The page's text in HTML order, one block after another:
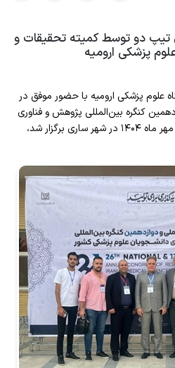
سلامت
علمی
علمی
علمی
مرتبه
تیپ دو توسط کمیته تحقیقات و
پزشکی ارومیه
علوم پزشکی ارومیه با حضور موفق در
کنگره بین‌المللی پژوهش و فناوری
دانشجویان علوم پزشکی کشور که مهر ماه ۱۴۰۴ در شهر ساری برگزار شد،